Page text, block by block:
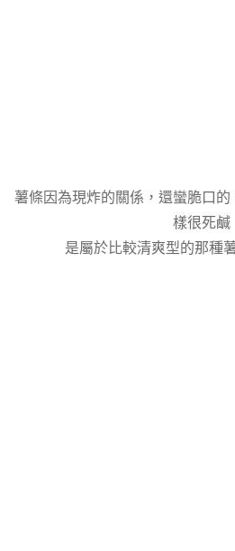
薯條因為現炸的關係，還蠻脆口
樣很死鹹
是屬於比較清爽型的那種